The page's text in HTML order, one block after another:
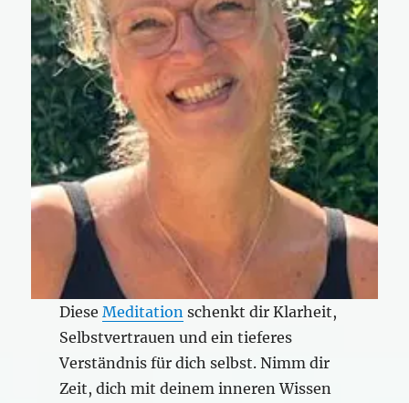
Diese Meditationschenkt dir Klarheit,
Selbstvertrauen und ein tieferes
Verständnis für dich selbst. Nimm dir
Zeit, dich mit deinem inneren Wissen